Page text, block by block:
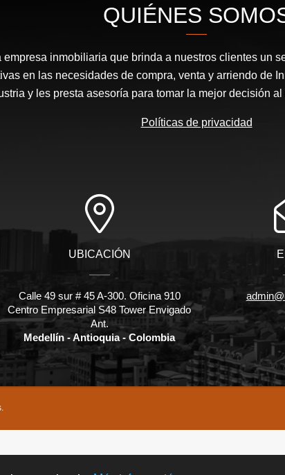
QUIÉNES
empresa inmobiliaria que brinda a nuestros clientes un
en las necesidades de compra, venta y arriendo de
y les presta asesoría para tomar la mejor decisión
Políticas de privacidad
UBICACIÓN
Calle 49 sur # 45 A-300. Oficina 910
Centro Empresarial S48 Tower Envigado
Ant.
Medellín - Antioquia - Colombia